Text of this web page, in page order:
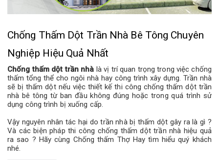
Chống Thấm Dột Trần Nhà Bê Tông Chuyên
Nghiệp Hiệu Quả Nhất
Chống thấm dột trần nhà là vị trí quan trọng trong việc chống
thấm tổng thể cho ngôi nhà hay công trình xây dựng. Trần nhà
sẽ bị thấm dột nếu việc thiết kế thi công chống thấm dột trần
nhà bê tông từ ban đầu không đúng hoặc trong quá trình sử
dụng công trình bị xuống cấp.
Vậy nguyên nhân tác hại do trần nhà bị thấm dột gây ra là gì ?
Và các biện pháp thi công chống thấm dột trần nhà hiệu quả
ra sao ? Hãy cùng Chống thấm Thợ Hay tìm hiểu quý khách
nhé.